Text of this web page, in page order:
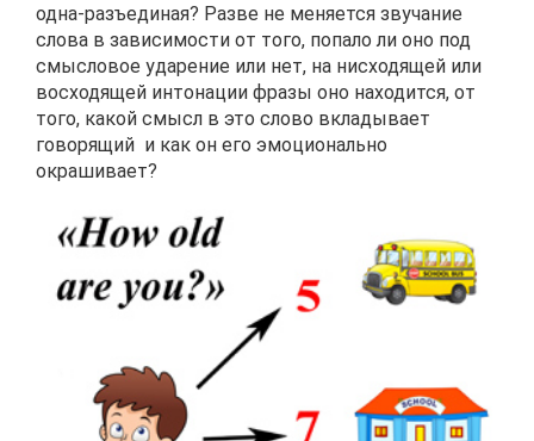
одна-разъединая? Разве не меняется звучание
слова в зависимости от того, попало ли оно под
смысловое ударение или нет, на нисходящей или
восходящей интонации фразы оно находится, от
того, какой смысл в это слово вкладывает
говорящий и как он его эмоционально
окрашивает?